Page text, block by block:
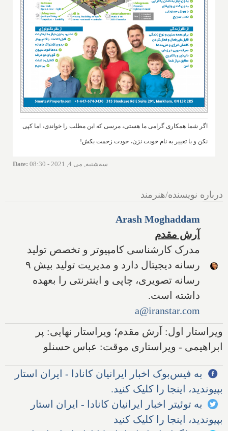
اگر شما همکاری گرامی ما هستی، مرسی که این مطلب را خواندی، اما کپی
نکن و با تغییر به نام خودت نزن، خودت زحمت بکش!
Date: سه‌شنبه, می 4, 2021 - 08:30
درباره نویسنده/هنرمند
Arash Moghaddam
آرش مقدم
مدرک کارشناسی کامپیوتر و تخصص تولید
رسانه دیجیتال دارد و مدیریت تولید بیش ۹
رسانه تصویری، چاپی و اینترنتی را بعهده
داشته است.
a@iranstar.com
ویراستار اول: آرش مقدم؛ ویراستار نهایی: پر
ابراهیمی - ویراستاری موقت: عباس حسنلو
به فیس‌بوک اخبار ایرانیان کانادا - ایران استار
بپیوندید، اینجا را کلیک کنید.
به توئیتر اخبار ایرانیان کانادا - ایران استار
بپیوندید، اینجا را کلیک کنید